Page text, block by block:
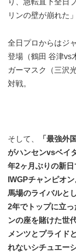
り、急転直下全日
リンの壁が崩れた
全日プロからはジ
登場（鶴田 谷津vs
ガーマスク（三沢
対戦。
そして、
「最強外
がハンセンvsベイ
年2ヶ月ぶりの新
IWGPチャンピオ
馬場のライバルと
2年でトップに立
ンの座を賭けた世
メンツとプライド
れないシチュエー